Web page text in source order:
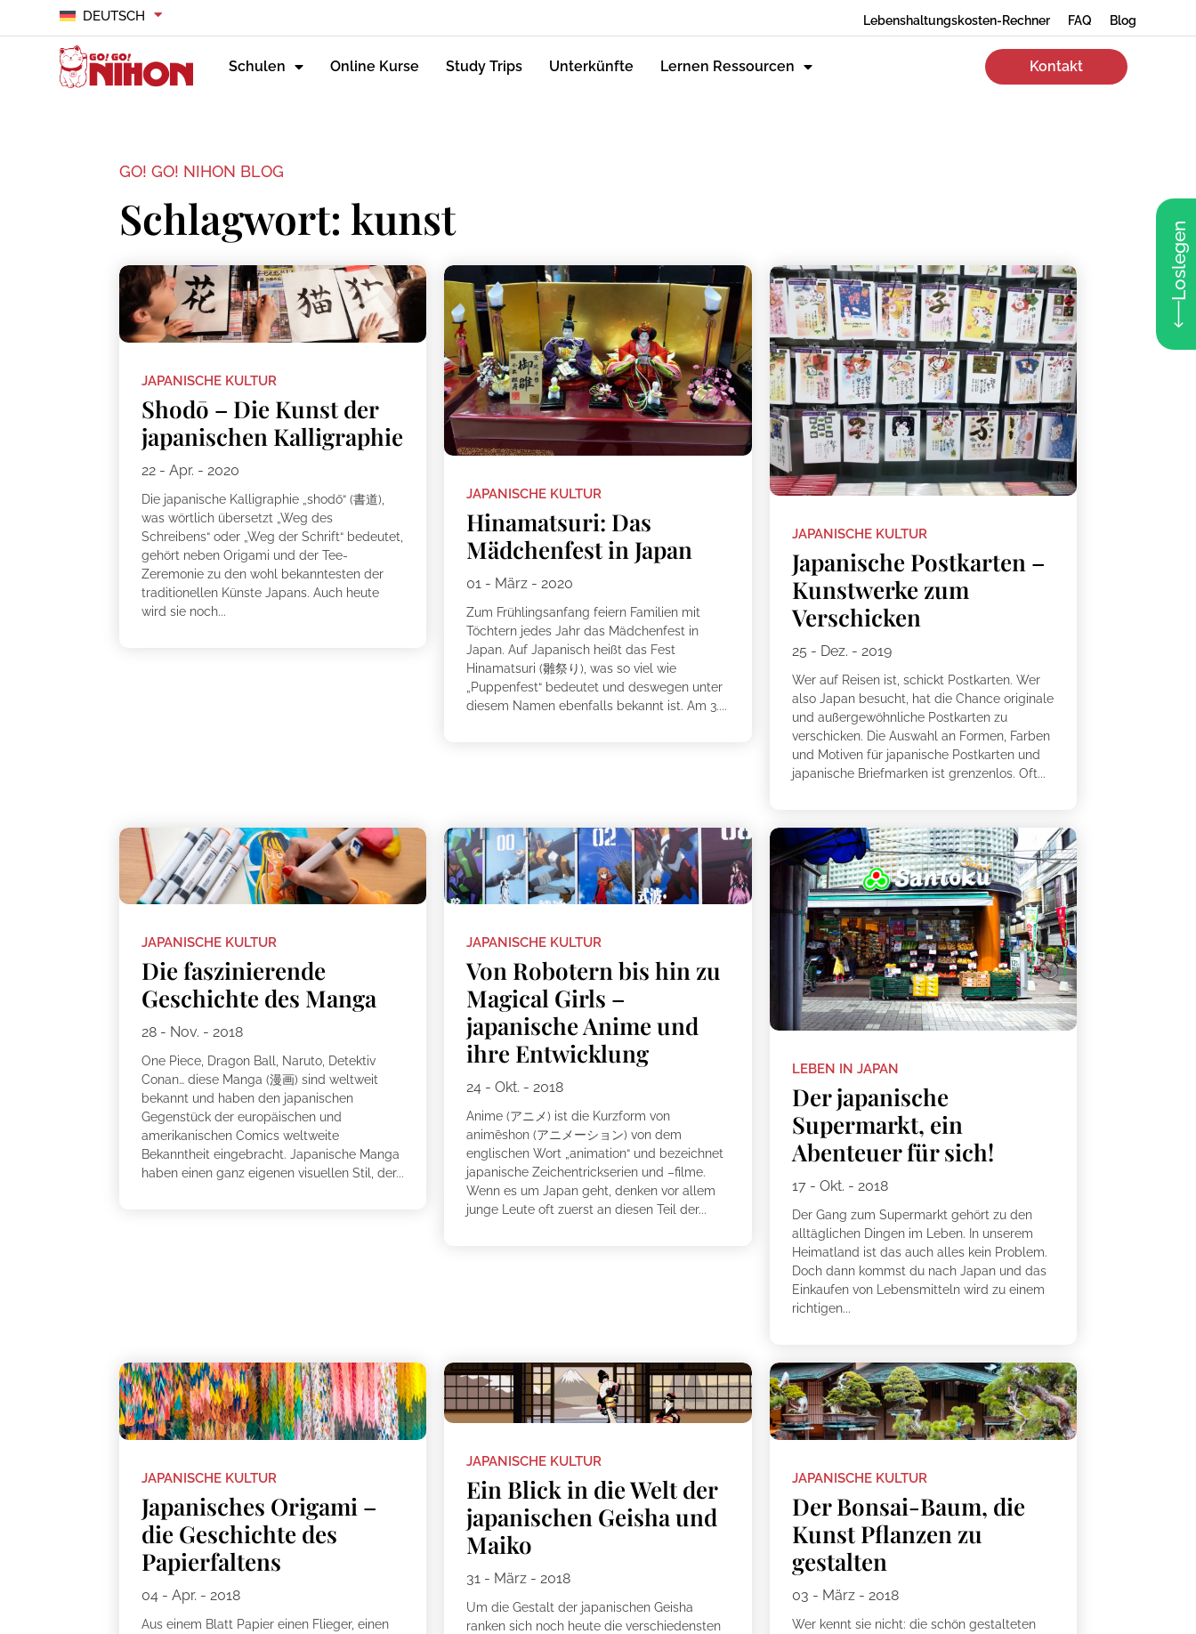
DEUTSCH Lebenshaltungskosten-Rechner FAQ Blog
Schulen Online Kurse Study Trips Unterkünfte Lernen Ressourcen Kontakt
Loslegen
GO! GO! NIHON BLOG
Schlagwort: kunst
JAPANISCHE KULTUR
Shodō – Die Kunst der
japanischen Kalligraphie
22 - Apr. - 2020
Die japanische Kalligraphie „shodō“ (書道),
was wörtlich übersetzt „Weg des
Schreibens“ oder „Weg der Schrift“ bedeutet,
gehört neben Origami und der Tee-
Zeremonie zu den wohl bekanntesten der
traditionellen Künste Japans. Auch heute
wird sie noch...
JAPANISCHE KULTUR
Hinamatsuri: Das
Mädchenfest in Japan
01 - März - 2020
Zum Frühlingsanfang feiern Familien mit
Töchtern jedes Jahr das Mädchenfest in
Japan. Auf Japanisch heißt das Fest
Hinamatsuri (雛祭り), was so viel wie
„Puppenfest“ bedeutet und deswegen unter
diesem Namen ebenfalls bekannt ist. Am 3....
JAPANISCHE KULTUR
Japanische Postkarten –
Kunstwerke zum
Verschicken
25 - Dez. - 2019
Wer auf Reisen ist, schickt Postkarten. Wer
also Japan besucht, hat die Chance originale
und außergewöhnliche Postkarten zu
verschicken. Die Auswahl an Formen, Farben
und Motiven für japanische Postkarten und
japanische Briefmarken ist grenzenlos. Oft...
JAPANISCHE KULTUR
Die faszinierende
Geschichte des Manga
28 - Nov. - 2018
One Piece, Dragon Ball, Naruto, Detektiv
Conan… diese Manga (漫画) sind weltweit
bekannt und haben den japanischen
Gegenstück der europäischen und
amerikanischen Comics weltweite
Bekanntheit eingebracht. Japanische Manga
haben einen ganz eigenen visuellen Stil, der...
JAPANISCHE KULTUR
Von Robotern bis hin zu
Magical Girls –
japanische Anime und
ihre Entwicklung
24 - Okt. - 2018
Anime (アニメ) ist die Kurzform von
animēshon (アニメーション) von dem
englischen Wort „animation“ und bezeichnet
japanische Zeichentrickserien und –filme.
Wenn es um Japan geht, denken vor allem
junge Leute oft zuerst an diesen Teil der...
LEBEN IN JAPAN
Der japanische
Supermarkt, ein
Abenteuer für sich!
17 - Okt. - 2018
Der Gang zum Supermarkt gehört zu den
alltäglichen Dingen im Leben. In unserem
Heimatland ist das auch alles kein Problem.
Doch dann kommst du nach Japan und das
Einkaufen von Lebensmitteln wird zu einem
richtigen...
JAPANISCHE KULTUR
Japanisches Origami –
die Geschichte des
Papierfaltens
04 - Apr. - 2018
Aus einem Blatt Papier einen Flieger, einen
JAPANISCHE KULTUR
Ein Blick in die Welt der
japanischen Geisha und
Maiko
31 - März - 2018
Um die Gestalt der japanischen Geisha
ranken sich noch heute die verschiedensten
JAPANISCHE KULTUR
Der Bonsai-Baum, die
Kunst Pflanzen zu
gestalten
03 - März - 2018
Wer kennt sie nicht: die schön gestalteten